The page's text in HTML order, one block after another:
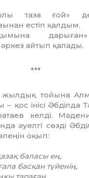
таза ғой»
естіп қалдым.
айтып қалады.
***
тойына
қос інісі Әб­ділда
келді.
әуелгі сөзді
оқып:
баласы ең,
басқан түйенің,